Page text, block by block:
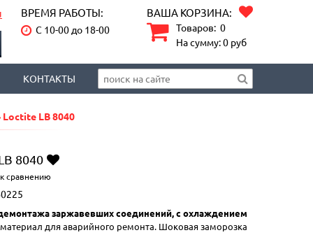
ВРЕМЯ РАБОТЫ:
С 10-00 до 18-00
ВАША КОРЗИНА:
Товаров: 0
На сумму:0 руб
КОНТАКТЫ
Loctite LB 8040
8040
сравнению
заржавевших соединений, с охлаждением
для аварийного ремонта. Шоковая заморозка